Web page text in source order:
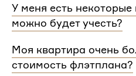
планировки и учтем
квартиры.
У меня есть
можно будет учесть?
согласуем с вами
расстановку мебели и
Моя квартира очень
стоимость флэтплана?